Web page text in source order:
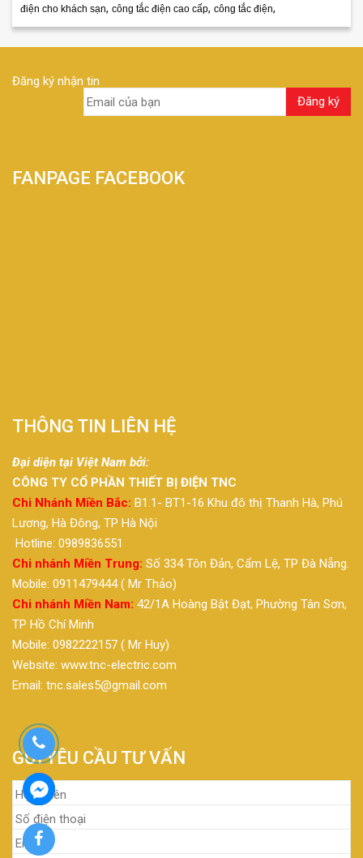
điện cho khách sạn, công tắc điện cao cấp, công tắc điện,
Đăng ký nhận tin
FANPAGE FACEBOOK
THÔNG TIN LIÊN HỆ
Đại diện tại Việt Nam bởi:
CÔNG TY CỔ PHẦN THIẾT BỊ ĐIỆN TNC
Chi Nhánh Miền Bắc: B1.1- BT1-16 Khu đô thị Thanh Hà, Phú
Lương, Hà Đông, TP Hà Nội
Hotline: 0989836551
Chi nhánh Miền Trung: Số 334 Tôn Đản, Cẩm Lệ, TP Đà Nẵng.
Mobile: 0911479444 ( Mr Thảo)
Chi nhánh Miền Nam: 42/1A Hoàng Bật Đạt, Phường Tân Sơn,
TP Hồ Chí Minh
Mobile: 0982222157 ( Mr Huy)
Website: www.tnc-electric.com
Email: tnc.sales5@gmail.com
GỬI YÊU CẦU TƯ VẤN